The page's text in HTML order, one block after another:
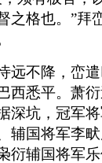
之格也。”拜
远不降，峦
西悉平。萧
深坑，冠军
辅国将军李
衍辅国将军